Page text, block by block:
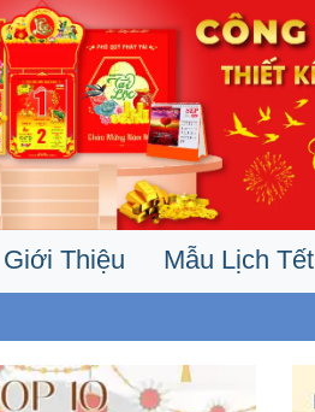
Giới Thiệu Mẫu Lịch Tết